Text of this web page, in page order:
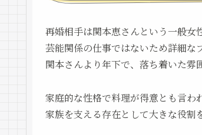
再婚相手は関本恵さんという一般女
芸能関係の仕事ではないため詳細な
関本さんより年下で、落ち着いた雰
家庭的な性格で料理が得意とも言わ
家族を支える存在として大きな役割